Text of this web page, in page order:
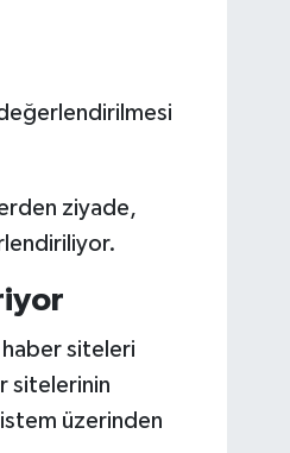
değerlendirilmesi
ziyade,
haber siteleri
sitelerinin
üzerinden